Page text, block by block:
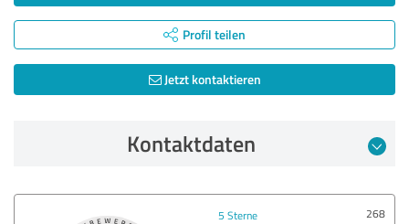
Profil teilen
Jetzt kontaktieren
Kontaktdaten
5 Sterne
268